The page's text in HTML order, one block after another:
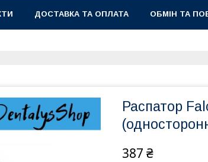
ДОСТАВКА ТА ОПЛАТА ОБМІН ТА
Распатор
387 ₴